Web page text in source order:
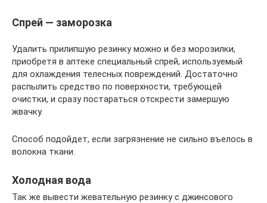
Спрей — заморозка
Удалить прилипшую резинку можно и без морозилки,
приобретя в аптеке специальный спрей, используемый
для охлаждения телесных повреждений. Достаточно
распылить средство по поверхности, требующей
очистки, и сразу постараться отскрести замершую
жвачку.
Способ подойдет, если загрязнение не сильно въелось в
волокна ткани.
Холодная вода
Так же вывести жевательную резинку с джинсового